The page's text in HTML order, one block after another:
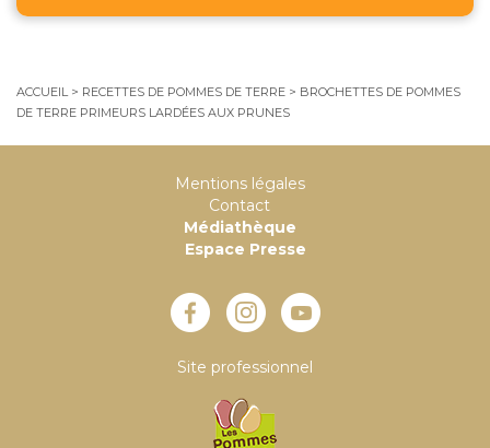
ACCUEIL> RECETTES DE POMMES DE TERRE > BROCHETTES DE POMMES
DE TERRE PRIMEURS LARDÉES AUX PRUNES
Mentions légales
Contact
Médiathèque
Espace Presse
Site professionnel